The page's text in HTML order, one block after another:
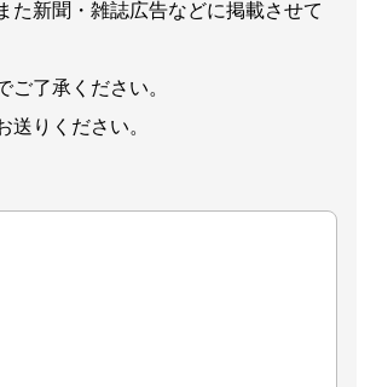
た新聞・雑誌広告などに掲載させて
了承ください。
送りください。